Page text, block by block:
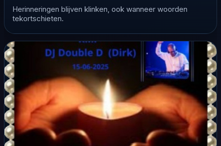
Herinneringen blijven klinken, ook wanneer woorden
tekortschieten.